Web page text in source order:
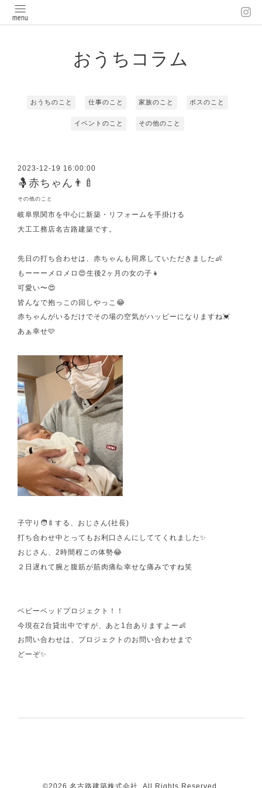
おうちコラム
おうちのこと 仕事のこと 家族のこと ボスのこと
イベントのこと その他のこと
2023-12-19 16:00:00
🤱赤ちゃん👨‍🍼
その他のこと
岐阜県関市を中心に新築・リフォームを手掛ける
大工工務店名古路建築です。
先日の打ち合わせは、赤ちゃんも同席していただきました👶
もーーーメロメロ😍生後2ヶ月の女の子👧
可愛い〜😍
皆んなで抱っこの回しやっこ😂
赤ちゃんがいるだけでその場の空気がハッピーになりますね💓
あぁ幸せ🩷
子守り🧑‍🍼する、おじさん(社長)
打ち合わせ中とってもお利口さんにしててくれました✨
おじさん、2時間程この体勢😂
２日遅れて腕と腹筋が筋肉痛🙋幸せな痛みですね笑
ベビーベッドプロジェクト！！
今現在2台貸出中ですが、あと1台ありますよー👶
お問い合わせは、プロジェクトのお問い合わせまで
どーぞ✨
©2026 名古路建築株式会社 . All Rights Reserved.